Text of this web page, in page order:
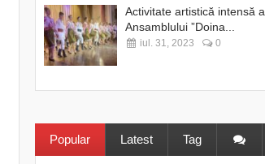
Activitate artistică intensă a
Ansamblului ”Doina...
iul. 31, 2023 0
Popular Latest Tag